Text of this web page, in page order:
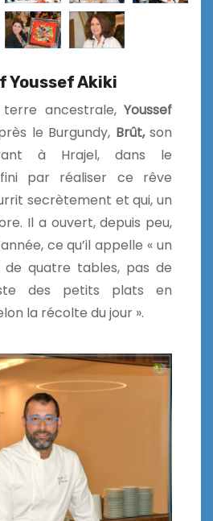
Youssef Akiki
ancestrale, Youssef
le Burgundy, Brût,son
à Hrajel, dans le
par réaliser ce rêve
secrètement et qui, un
Il a ouvert, depuis peu,
ce qu’il appelle « un
quatre tables, pas de
des petits plats en
la récolte du jour ».